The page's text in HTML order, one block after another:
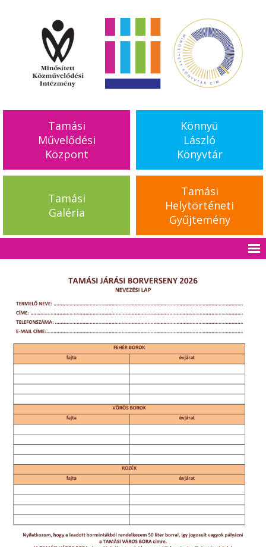
Tamási
Művelődési
Központ
Könnyü
László
Könyvtár
Tamási
Galéria
Tamási
Helytörténeti
Gyűjtemény